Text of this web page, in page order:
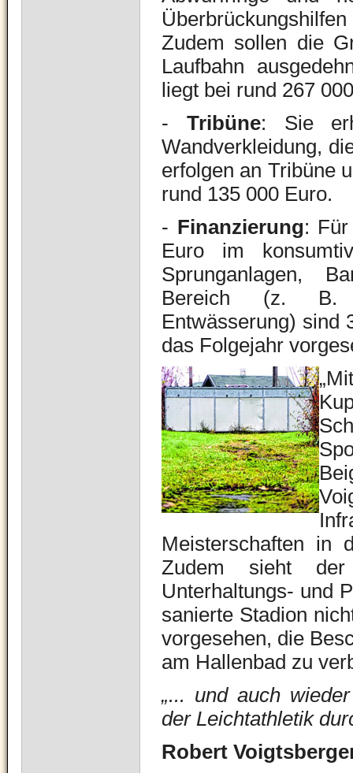
Zudem sollen die
Laufbahn
liegt bei rund 267
-
Tribüne: Sie
Wandverkleidung,
erfolgen an Tribüne
rund 135 000 Euro.
- Finanzierung:
Euro im
Sprunganlagen,
Bereich (z. B.
Entwässerung) sind
das Folgejahr
Meisterschaften in
Zudem sieht
Unterhaltungs- und
sanierte Stadion
vorgesehen, die
am Hallenbad zu
„... und auch
der Leichtathletik
Robert